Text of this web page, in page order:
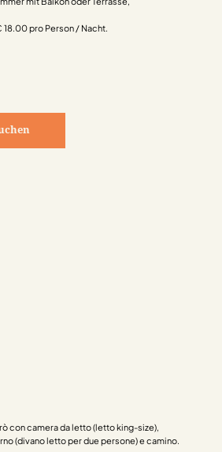
18.00 pro Person / Nacht.
con camera da letto (letto king-size),
(divano letto per due persone) e camino.